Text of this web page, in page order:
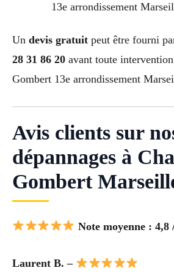
13e arrondissement
Un devis gratuit peut être fourni
28 31 86 20 avant toute
Gombert 13e arrondissement
Avis clients sur
dépannages à
Gombert
Note moyenne : 4,8
Laurent B. –